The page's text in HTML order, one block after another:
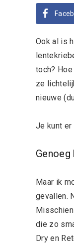
Ook al is
toch?
ze
nieuwe
Je kunt er
Genoeg
Maar ik
gevallen.
die zo
Dry en